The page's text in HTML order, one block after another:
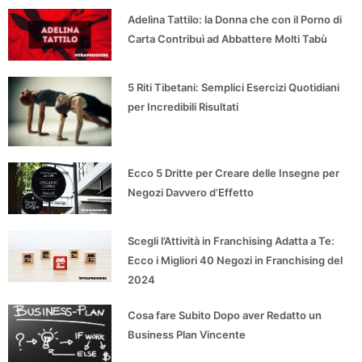
Adelina Tattilo: la Donna che con il Porno di
Carta Contribuì ad Abbattere Molti Tabù
5 Riti Tibetani: Semplici Esercizi Quotidiani
per Incredibili Risultati
Ecco 5 Dritte per Creare delle Insegne per
Negozi Davvero d’Effetto
Scegli l’Attività in Franchising Adatta a Te:
Ecco i Migliori 40 Negozi in Franchising del
2024
Cosa fare Subito Dopo aver Redatto un
Business Plan Vincente